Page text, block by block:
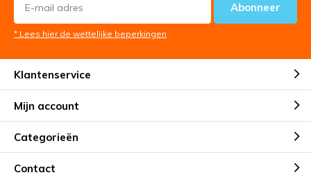
Abonneer
* Lees hier de wettelijke beperkingen
Klantenservice
Mijn account
Categorieën
Contact